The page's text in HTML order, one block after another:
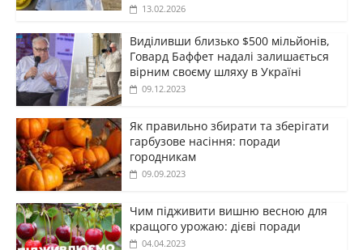
13.02.2026
Виділивши близько $500 мільйонів,
Говард Баффет надалі залишається
вірним своєму шляху в Україні
09.12.2023
Як правильно збирати та зберігати
гарбузове насіння: поради
городникам
09.09.2023
Чим підживити вишню весною для
кращого урожаю: дієві поради
04.04.2023